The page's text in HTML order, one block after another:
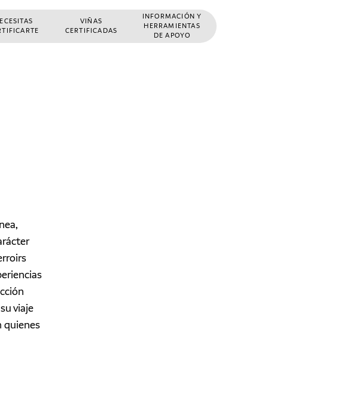
VIÑAS
CERTIFICADAS
INFORMACIÓN Y
HERRAMIENTAS
DE APOYO
viaje
quienes